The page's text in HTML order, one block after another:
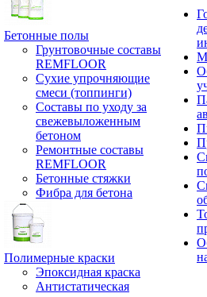
Бетонные полы
Грунтовочные составы
REMFLOOR
Сухие упрочняющие
смеси (топпинги)
Составы по уходу за
свежевыложенным
бетоном
Ремонтные составы
REMFLOOR
Бетонные стяжки
Фибра для бетона
Полимерные краски
Эпоксидная краска
Антистатическая